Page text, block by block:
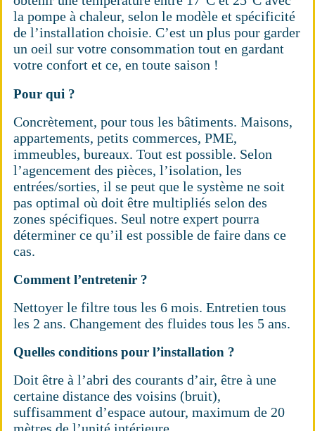
la pompe à chaleur, selon le modèle et spécificité
de l’installation choisie. C’est un plus pour garder
un oeil sur votre consommation tout en gardant
votre confort et ce, en toute saison !
Pour qui ?
Concrètement, pour tous les bâtiments. Maisons,
appartements, petits commerces, PME,
immeubles, bureaux. Tout est possible. Selon
l’agencement des pièces, l’isolation, les
entrées/sorties, il se peut que le système ne soit
pas optimal où doit être multipliés selon des
zones spécifiques. Seul notre expert pourra
déterminer ce qu’il est possible de faire dans ce
cas.
Comment l’entretenir ?
Nettoyer le filtre tous les 6 mois. Entretien tous
les 2 ans. Changement des fluides tous les 5 ans.
Quelles conditions pour l’installation ?
Doit être à l’abri des courants d’air, être à une
certaine distance des voisins (bruit),
suffisamment d’espace autour, maximum de 20